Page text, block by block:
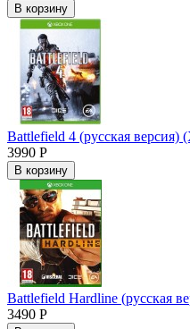
В корзину
Battlefield 4 (русская версия)
3990 Р
В корзину
Battlefield Hardline (русская
3490 Р